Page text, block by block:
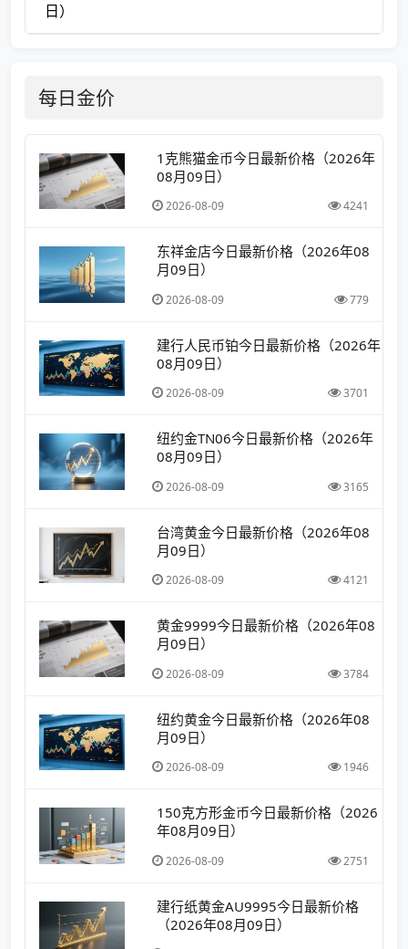
日）
每日金价
1克熊猫金币今日最新价格（2026年
08月09日）
2026-08-09 4241
东祥金店今日最新价格（2026年08
月09日）
2026-08-09 779
建行人民币铂今日最新价格（2026年
08月09日）
2026-08-09 3701
纽约金TN06今日最新价格（2026年
08月09日）
2026-08-09 3165
台湾黄金今日最新价格（2026年08
月09日）
2026-08-09 4121
黄金9999今日最新价格（2026年08
月09日）
2026-08-09 3784
纽约黄金今日最新价格（2026年08
月09日）
2026-08-09 1946
150克方形金币今日最新价格（2026
年08月09日）
2026-08-09 2751
建行纸黄金AU9995今日最新价格
（2026年08月09日）